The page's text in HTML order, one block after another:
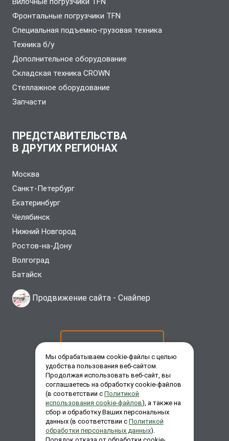
Фронтальные погрузчики TFN
Специальная подъемно-грузовая техника
Техника б/у
Дополнительное оборудование
Складская техника CROWN
Стеллажное оборудование
Запчасти
ПРЕДСТАВИТЕЛЬСТВА
В ДРУГИХ РЕГИОНАХ
Москва
Санкт-Петербург
Екатеринбург
Челябинск
Нижний Новгород
Ростов-на-Дону
Волгоград
Батайск
Продвижение сайта - Снайпер
ЗАКАЗАТЬ ЗВОНОК
ЗАДАТЬ ВОПРОС
Мы обрабатываем cookie-файлы с целью
удобства пользования веб-сайтом.
Продолжая использовать веб-сайт, вы
соглашаетесь на обработку cookie-файлов
(в соответствии с Политикой
использования cookie-файлов), а также на
сбор и обработку Ваших персональных
данных (в соответствии с Политикой
обработки персональных данных).